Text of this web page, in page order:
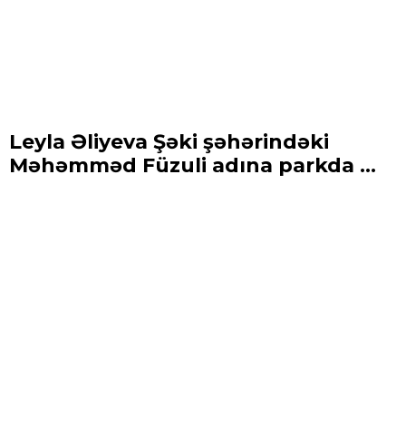
Leyla Əliyeva Şəki şəhərindəki
Məhəmməd Füzuli adına parkda ...